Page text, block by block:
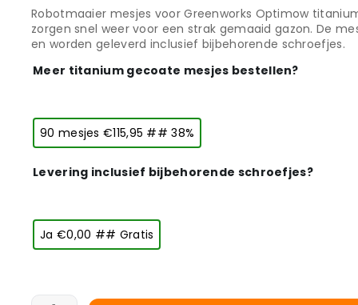
Robotmaaier mesjes voor Greenworks Optimow
zorgen snel weer voor een strak gemaaid gazon. De
en worden geleverd inclusief bijbehorende schroefjes.
Meer titanium gecoate mesjes bestellen?
90 mesjes €115,95 ## 38%
Levering inclusief bijbehorende schroefjes?
Ja €0,00 ## Gratis